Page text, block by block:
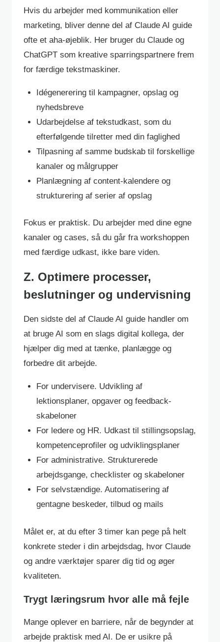
Hvis du arbejder med kommunikation eller
marketing, bliver denne del af Claude AI guide
ofte et aha-øjeblik. Her bruger du Claude og
ChatGPT som kreative sparringspartnere frem
for færdige tekstmaskiner.
Idégenerering til kampagner, opslag og
nyhedsbreve
Udarbejdelse af tekstudkast, som du
efterfølgende tilretter med din faglighed
Tilpasning af samme budskab til forskellige
kanaler og målgrupper
Planlægning af content-kalendere og
strukturering af serier af opslag
Fokus er praktisk. Du arbejder med dine egne
kanaler og cases, så du går fra workshoppen
med færdige udkast, ikke bare viden.
Z. Optimere processer,
beslutninger og undervisning
Den sidste del af Claude AI guide handler om
at bruge AI som en slags digital kollega, der
hjælper dig med at tænke, planlægge og
forbedre dit arbejde.
For undervisere. Udvikling af
lektionsplaner, opgaver og feedback-
skabeloner
For ledere og HR. Udkast til stillingsopslag,
kompetenceprofiler og udviklingsplaner
For administrative. Strukturerede
arbejdsgange, checklister og skabeloner
For selvstændige. Automatisering af
gentagne beskeder, tilbud og mails
Målet er, at du efter 3 timer kan pege på helt
konkrete steder i din arbejdsdag, hvor Claude
og andre værktøjer sparer dig tid og øger
kvaliteten.
Trygt læringsrum hvor alle må fejle
Mange oplever en barriere, når de begynder at
arbejde praktisk med AI. De er usikre på